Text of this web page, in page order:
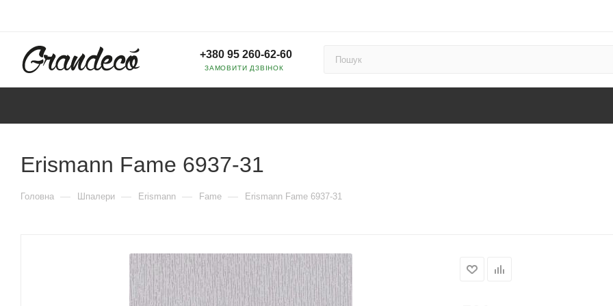
+380 95 260-62-60
ЗАМОВИТИ ДЗВІНОК
Erismann Fame 6937-31
Головна — Шпалери — Erismann — Fame — Erismann Fame 6937-31